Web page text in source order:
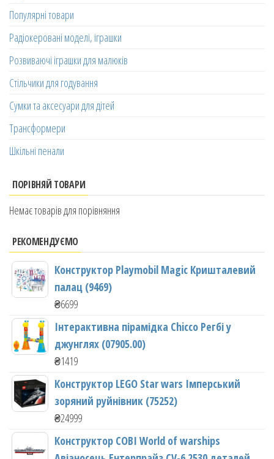
Популярні товари
Радіокеровані моделі, іграшки
Розвиваючі іграшки для малюків
Стільчики для годування
Сумки та аксесуари для дітей
Трансформери
Шкільні пенали
ПОРІВНЯЙ ТОВАРИ
Немає товарів для порівняння
РЕКОМЕНДУЄМО
Конструктор Playmobil Magic Кришталевий
палац (9469)
₴6699
Інтерактивна пірамідка Chicco Регбі у
джунглях (07905.00)
₴1419
Конструктор LEGO Star wars Імперський
зоряний руйнівник (75252)
₴24999
Конструктор COBI World of warships